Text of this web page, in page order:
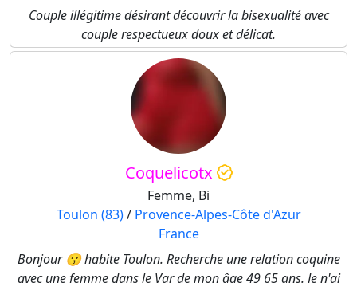
Couple illégitime désirant découvrir la bisexualité avec
couple respectueux doux et délicat.
Coquelicotx
Femme, Bi
Toulon (83)/ Provence-Alpes-Côte d'Azur
France
Bonjour 😗 habite Toulon. Recherche une relation coquine
avec une femme dans le Var de mon âge 49 65 ans. Je n'ai